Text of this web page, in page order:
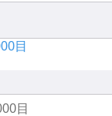
目
目